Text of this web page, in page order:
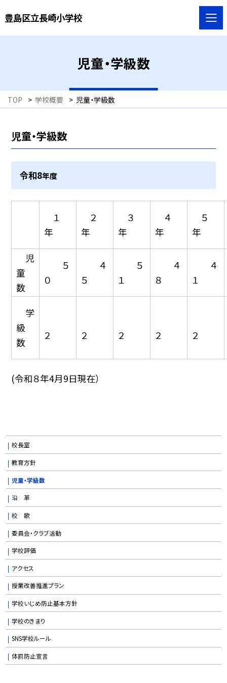
豊島区立長崎小学校
児童・学級数
TOP > 学校概要 > 児童・学級数
児童・学級数
令和8年度
１
年
２
年
３
年
４
年
５
年
児
童
数
５
０
４
５
５
１
４
８
４
１
学
級
数
２ ２ ２ ２ ２
(令和８年4月9日現在）
校長室
教育方針
児童・学級数
沿 革
校 歌
委員会・クラブ活動
学校評価
アクセス
授業改善推進プラン
学校いじめ防止基本方針
学校のきまり
SNS学校ルール
体罰防止宣言